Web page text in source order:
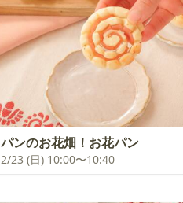
パンのお花畑！お花パン
2/23 (日) 10:00〜10:40